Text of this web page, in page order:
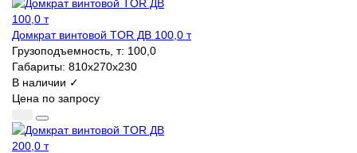
Домкрат винтовой TOR ДВ 100,0 т
Грузоподъемность, т: 100,0
Габариты: 810х270х230
В наличии ✓
Цена по запросу